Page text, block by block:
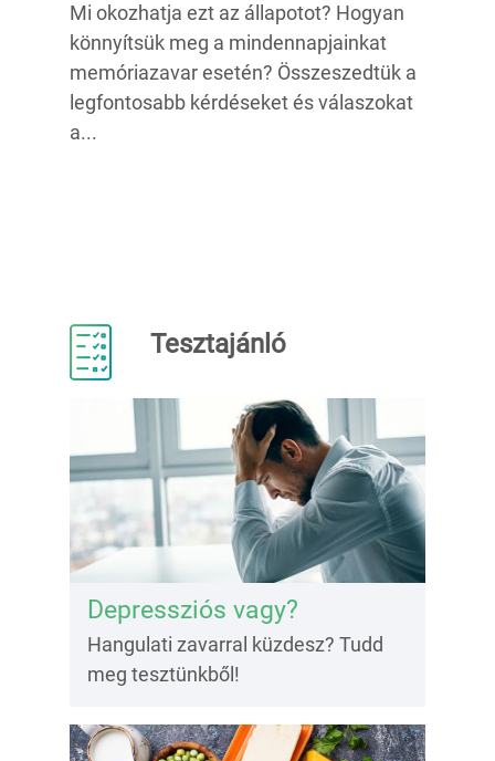
Mi okozhatja ezt az állapotot? Hogyan
könnyítsük meg a mindennapjainkat
memóriazavar esetén? Összeszedtük a
legfontosabb kérdéseket és válaszokat
a...
Tesztajánló
Depressziós vagy?
Hangulati zavarral küzdesz? Tudd
meg tesztünkből!